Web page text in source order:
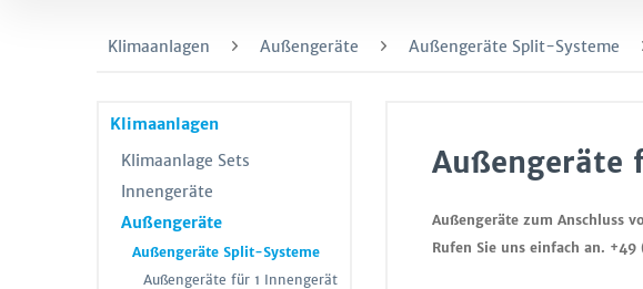
Klimaanlagen Außengeräte Außengeräte Split-Systeme
Klimaanlagen
Klimaanlage Sets
Innengeräte
Außengeräte
Außengeräte Split-Systeme
Außengeräte für 1 Innengerät
Außengeräte
Außengeräte zum Anschluss
Rufen Sie uns einfach an.